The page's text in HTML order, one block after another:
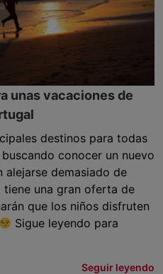
unas vacaciones de
destinos para todas
conocer un nuevo
alejarse demasiado de
tiene una gran oferta de
que los niños disfruten
Sigue leyendo para
Seguir leyendo